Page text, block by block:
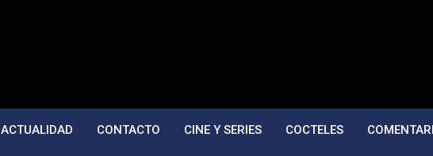
ACTUALIDAD CONTACTO CINE Y SERIES COCTELES